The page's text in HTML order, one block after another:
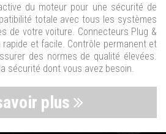
du moteur pour une sécurité de
totale avec tous les systèmes
de votre voiture. Connecteurs Plug &
et facile. Contrôle permanent et
des normes de qualité élevées.
sécurité dont vous avez besoin.
plus